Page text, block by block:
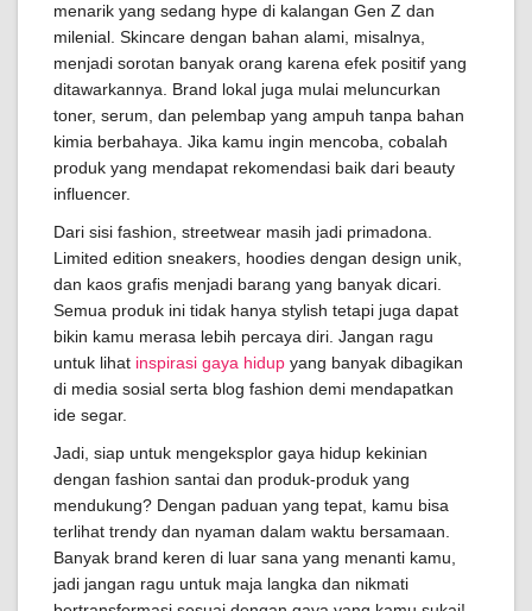
menarik yang sedang hype di kalangan Gen Z dan
milenial. Skincare dengan bahan alami, misalnya,
menjadi sorotan banyak orang karena efek positif yang
ditawarkannya. Brand lokal juga mulai meluncurkan
toner, serum, dan pelembap yang ampuh tanpa bahan
kimia berbahaya. Jika kamu ingin mencoba, cobalah
produk yang mendapat rekomendasi baik dari beauty
influencer.
Dari sisi fashion, streetwear masih jadi primadona.
Limited edition sneakers, hoodies dengan design unik,
dan kaos grafis menjadi barang yang banyak dicari.
Semua produk ini tidak hanya stylish tetapi juga dapat
bikin kamu merasa lebih percaya diri. Jangan ragu
untuk lihat inspirasi gaya hidup yang banyak dibagikan
di media sosial serta blog fashion demi mendapatkan
ide segar.
Jadi, siap untuk mengeksplor gaya hidup kekinian
dengan fashion santai dan produk-produk yang
mendukung? Dengan paduan yang tepat, kamu bisa
terlihat trendy dan nyaman dalam waktu bersamaan.
Banyak brand keren di luar sana yang menanti kamu,
jadi jangan ragu untuk maja langka dan nikmati